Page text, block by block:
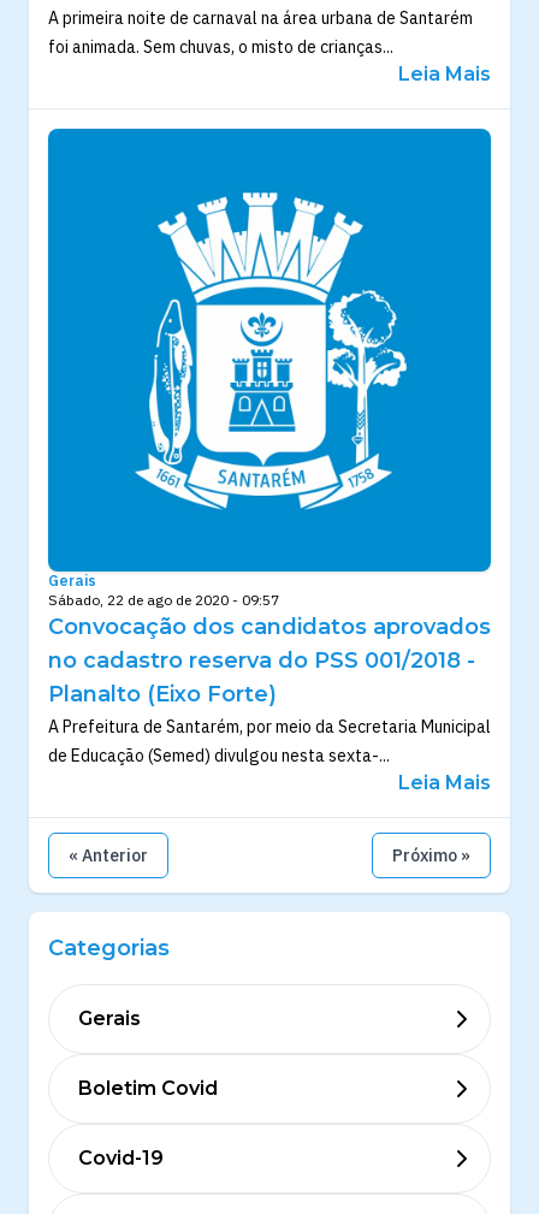
A primeira noite de carnaval na área urbana de Santarém
foi animada. Sem chuvas, o misto de crianças...
Leia Mais
Gerais
Sábado, 22 de ago de 2020 - 09:57
Convocação dos candidatos aprovados
no cadastro reserva do PSS 001/2018 -
Planalto (Eixo Forte)
A Prefeitura de Santarém, por meio da Secretaria Municipal
de Educação (Semed) divulgou nesta sexta-...
Leia Mais
« Anterior Próximo »
Categorias
Gerais
Boletim Covid
Covid-19